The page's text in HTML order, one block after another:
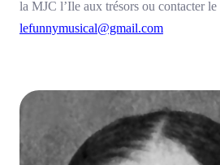
la MJC l’Ile aux trésors ou contacter
lefunnymusical@gmail.com